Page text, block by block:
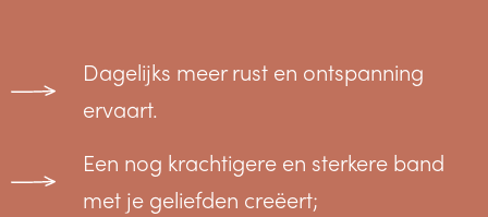
Dagelijks meer rust en ontspanning
ervaart.
Een nog krachtigere en sterkere band
met je geliefden creëert;